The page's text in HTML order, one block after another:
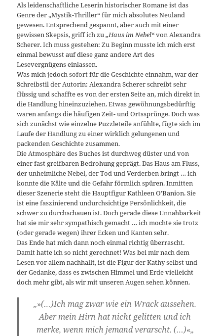
Als leidenschaftliche Leserin historischer Romane ist das
Genre der „Mystik-Thriller“ für mich absolutes Neuland
gewesen. Entsprechend gespannt, aber auch mit einer
gewissen Skepsis, griff ich zu„Haus im Nebel“von Alexandra
Scherer. Ich muss gestehen: Zu Beginn musste ich mich erst
einmal bewusst auf diese ganz andere Art des
Lesevergnügens einlassen.
Was mich jedoch sofort für die Geschichte einnahm, war der
Schreibstil der Autorin: Alexandra Scherer schreibt sehr
flüssig und schaffte es von der ersten Seite an, mich direkt in
die Handlung hineinzuziehen. Etwas gewöhnungsbedürftig
waren anfangs die häufigen Zeit- und Ortssprünge. Doch was
sich zunächst wie einzelne Puzzleteile anfühlte, fügte sich im
Laufe der Handlung zu einer wirklich gelungenen und
packenden Geschichte zusammen.
Die Atmosphäre des Buches ist durchweg düster und von
einer fast greifbaren Bedrohung geprägt. Das Haus am Fluss,
der unheimliche Nebel, der Tod und Verderben bringt … ich
konnte die Kälte und die Gefahr förmlich spüren. Inmitten
dieser Szenerie steht die Hauptfigur Kathleen O’Banion. Sie
ist eine faszinierend undurchsichtige Persönlichkeit, die
schwer zu durchschauen ist. Doch gerade diese Unnahbarkeit
hat sie mir sehr sympathisch gemacht … ich mochte sie trotz
(oder gerade wegen) ihrer Ecken und Kanten sehr.
Das Ende hat mich dann noch einmal richtig überrascht.
Damit hatte ich so nicht gerechnet! Was bei mir nach dem
Lesen vor allem nachhallt, ist die Figur der Kathy selbst und
der Gedanke, dass es zwischen Himmel und Erde vielleicht
doch mehr gibt, als wir mit unseren Augen sehen können.
„»(…)Ich mag zwar wie ein Wrack aussehen.
Aber mein Hirn hat nicht gelitten und ich
merke, wenn mich jemand verarscht. (…)«„